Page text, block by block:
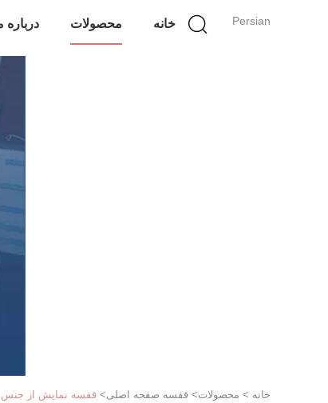
Persian خانه محصولات درباره
خانه > محصولات> قفسه صفحه اصلی> قفسه نمایش از جنس